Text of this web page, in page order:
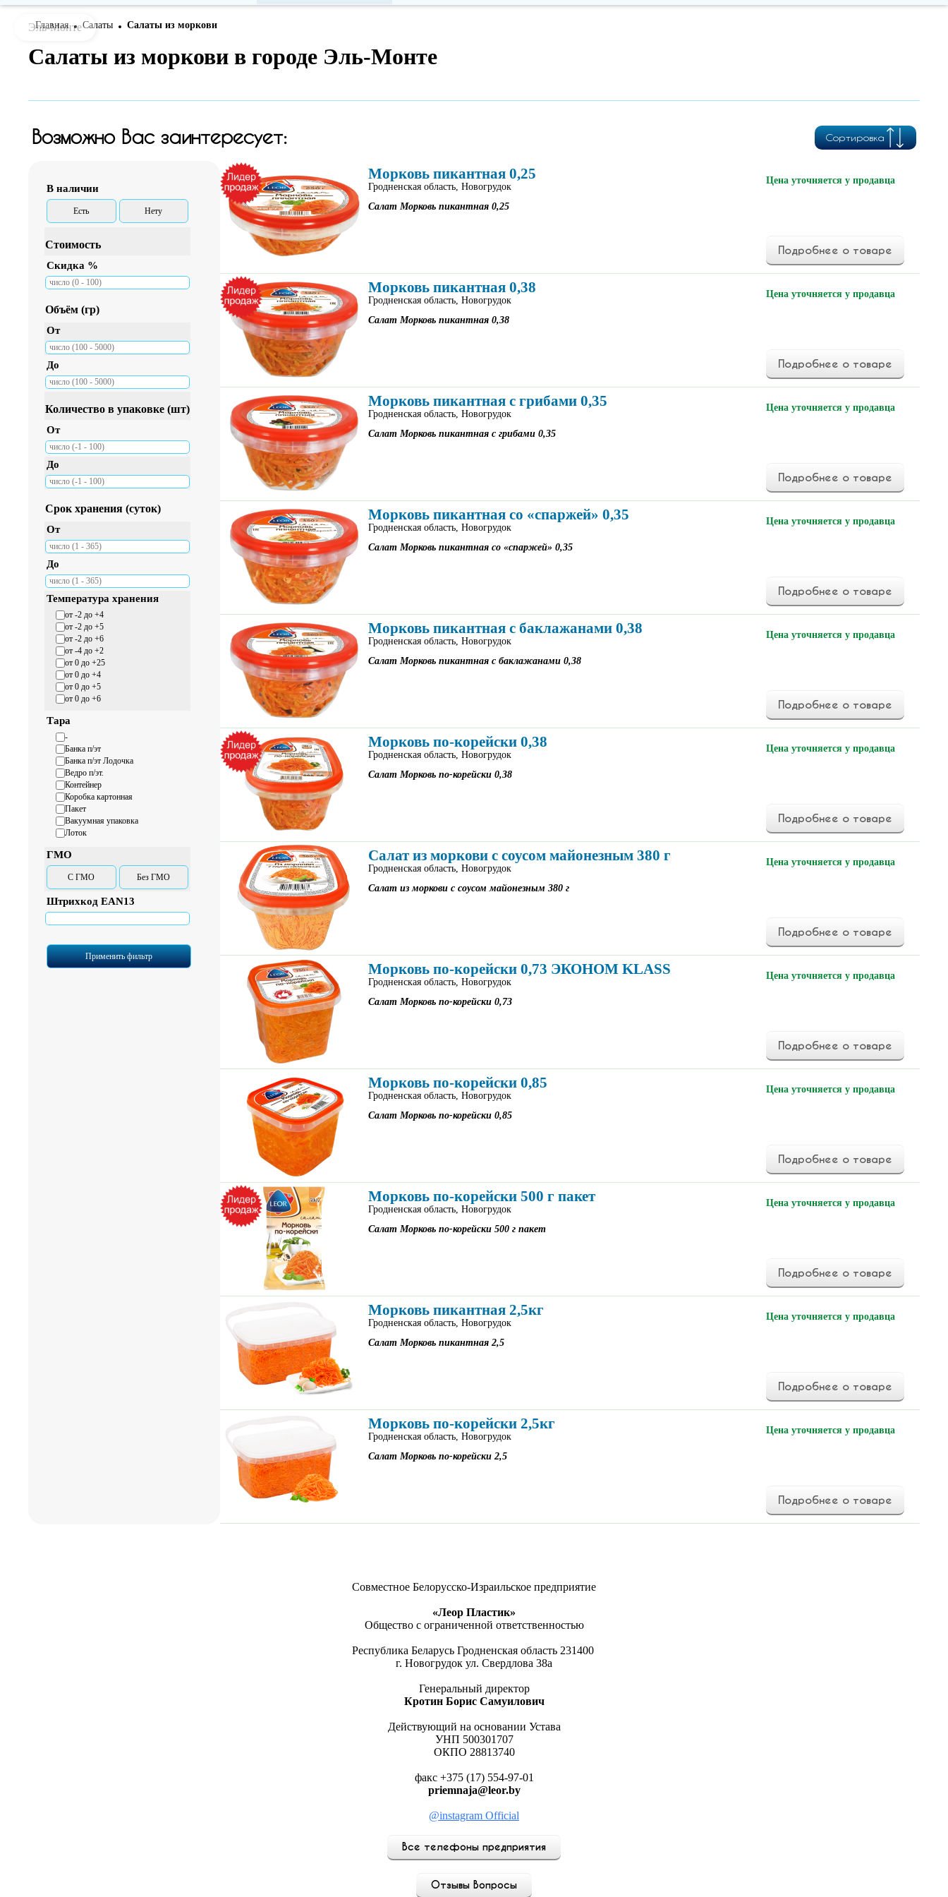
Эль-Монте
Bread
-
(Обратная
навигация
по
Главная Салаты Салаты из моркови
Салаты из моркови в городе Эль-Монте
Возможно Вас заинтересует: Сортировка
В наличии
Есть Нету
Стоимость
Скидка %
Объём (гр)
От
До
Количество в упаковке (шт)
От
До
Срок хранения (суток)
От
До
Температура хранения
от -2 до +4
от -2 до +5
от -2 до +6
от -4 до +2
от 0 до +25
от 0 до +4
от 0 до +5
от 0 до +6
Тара
-
Банка п/эт
Банка п/эт Лодочка
Ведро п/эт.
Контейнер
Коробка картонная
Пакет
Вакуумная упаковка
Лоток
ГМО
С ГМО Без ГМО
Штрихкод EAN13
Применить фильтр
Морковь пикантная 0,25
Гродненская область, Новогрудок
Салат Морковь пикантная 0,25
Цена уточняется у продавца
Подробнее о товаре
Морковь пикантная 0,38
Гродненская область, Новогрудок
Салат Морковь пикантная 0,38
Цена уточняется у продавца
Подробнее о товаре
Морковь пикантная с грибами 0,35
Гродненская область, Новогрудок
Салат Морковь пикантная с грибами 0,35
Цена уточняется у продавца
Подробнее о товаре
Морковь пикантная со «спаржей» 0,35
Гродненская область, Новогрудок
Салат Морковь пикантная со «спаржей» 0,35
Цена уточняется у продавца
Подробнее о товаре
Морковь пикантная с баклажанами 0,38
Гродненская область, Новогрудок
Салат Морковь пикантная с баклажанами 0,38
Цена уточняется у продавца
Подробнее о товаре
Морковь по-корейски 0,38
Гродненская область, Новогрудок
Салат Морковь по-корейски 0,38
Цена уточняется у продавца
Подробнее о товаре
Салат из моркови с соусом майонезным 380 г
Гродненская область, Новогрудок
Салат из моркови с соусом майонезным 380 г
Цена уточняется у продавца
Подробнее о товаре
Морковь по-корейски 0,73 ЭКОНОМ KLASS
Гродненская область, Новогрудок
Салат Морковь по-корейски 0,73
Цена уточняется у продавца
Подробнее о товаре
Морковь по-корейски 0,85
Гродненская область, Новогрудок
Салат Морковь по-корейски 0,85
Цена уточняется у продавца
Подробнее о товаре
Морковь по-корейски 500 г пакет
Гродненская область, Новогрудок
Салат Морковь по-корейски 500 г пакет
Цена уточняется у продавца
Подробнее о товаре
Морковь пикантная 2,5кг
Гродненская область, Новогрудок
Салат Морковь пикантная 2,5
Цена уточняется у продавца
Подробнее о товаре
Морковь по-корейски 2,5кг
Гродненская область, Новогрудок
Салат Морковь по-корейски 2,5
Цена уточняется у продавца
Подробнее о товаре
Совместное Белорусско-Израильское предприятие
«Леор Пластик»
Общество с ограниченной ответственностью
Республика Беларусь Гродненская область 231400
г. Новогрудок ул. Свердлова 38а
Генеральный директор
Кротин Борис Самуилович
Действующий на основании Устава
УНП 500301707
ОКПО 28813740
факс +375 (17) 554-97-01
priemnaja@leor.by
@instagram Official
Все телефоны предприятия
Отзывы Вопросы